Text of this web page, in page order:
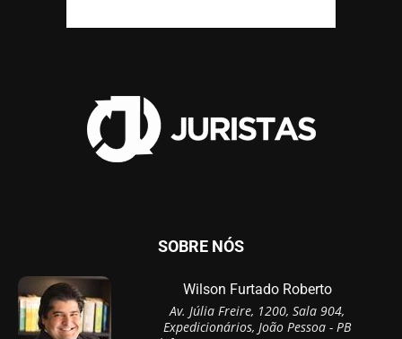
SOBRE NÓS
Wilson Furtado Roberto
Av. Júlia Freire, 1200, Sala 904,
Expedicionários, João Pessoa - PB